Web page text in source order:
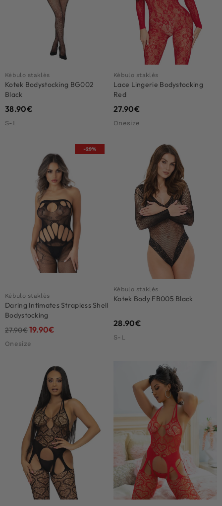
Kėbulo staklės
Kotek Bodystocking BG002
Black
38.90€
S-L
Kėbulo staklės
Lace Lingerie Bodystocking
Red
27.90€
Onesize
-29%
Kėbulo staklės
Daring Intimates Strapless Shell
Bodystocking
27.90€19.90€
Onesize
Kėbulo staklės
Kotek Body FB005 Black
28.90€
S-L